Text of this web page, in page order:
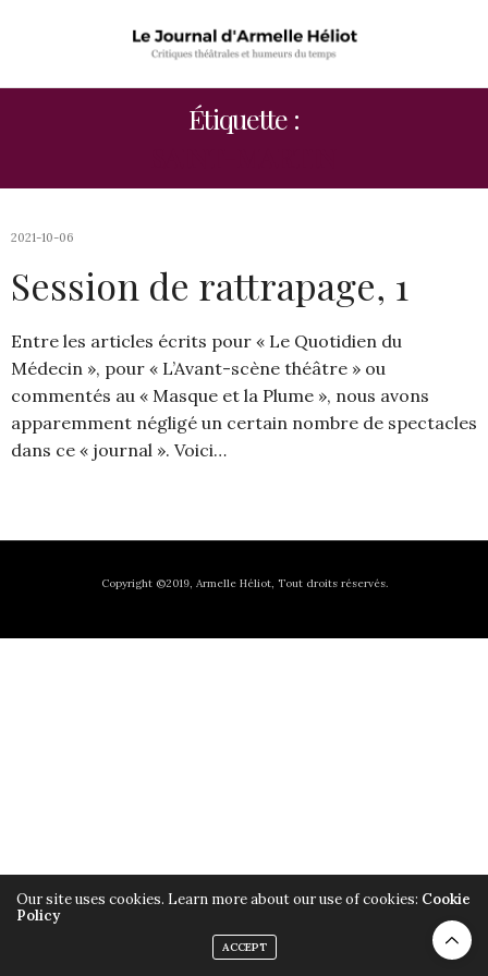
Étiquette :
2021-10-06
Session de rattrapage, 1
Entre les articles écrits pour « Le Quotidien du
Médecin », pour « L’Avant-scène théâtre » ou
commentés au « Masque et la Plume », nous avons
apparemment négligé un certain nombre de spectacles
dans ce « journal ». Voici…
Copyright ©2019, Armelle Héliot, Tout droits réservés.
Our site uses cookies. Learn more about our use of cookies: Cookie
Policy
ACCEPT